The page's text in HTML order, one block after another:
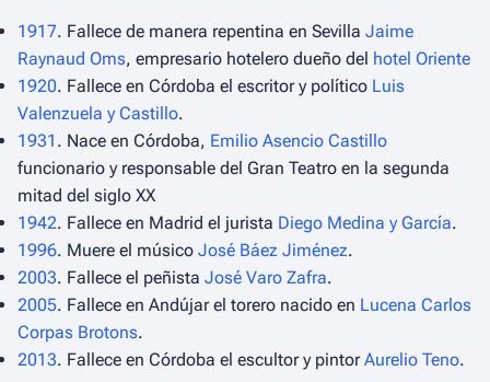
1917. Fallece de manera repentina en Sevilla Jaime
Raynaud Oms, empresario hotelero dueño del hotel Oriente
1920. Fallece en Córdoba el escritor y político Luis
Valenzuela y Castillo.
1931 . Nace en Córdoba, Emilio Asencio Castillo
funcionario y responsable del Gran Teatro en la segunda
mitad del siglo XX
1942. Fallece en Madrid el jurista Diego Medina y García.
1996. Muere el músico José Báez Jiménez.
2003. Fallece el peñista José Varo Zafra.
2005. Fallece en Andújar el torero nacido en Lucena Carlos
Corpas Brotons.
2013. Fallece en Córdoba el escultor y pintorAurelio Teno.